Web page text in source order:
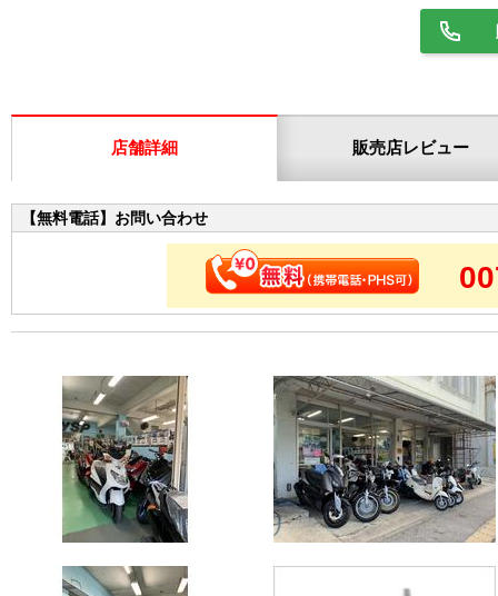
店舗詳細 販売店レビュー
【無料電話】お問い合わせ